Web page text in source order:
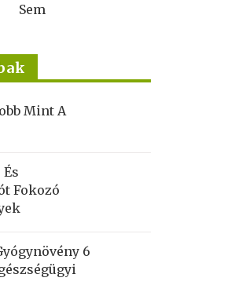
Sem
Mint A
Fokozó
6